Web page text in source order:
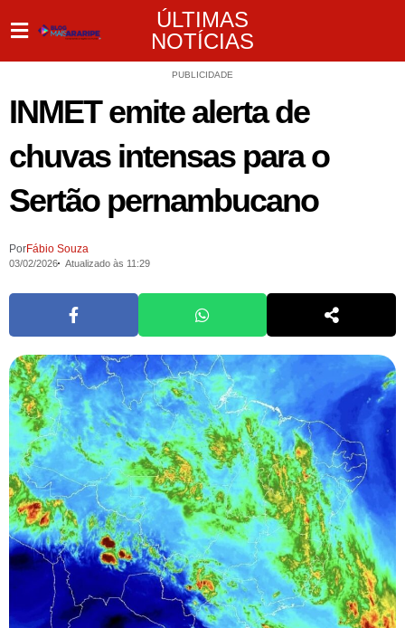
ÚLTIMAS
NOTÍCIAS
PUBLICIDADE
INMET emite alerta de
chuvas intensas para o
Sertão pernambucano
PorFábio Souza
03/02/2026 Atualizado às 11:29